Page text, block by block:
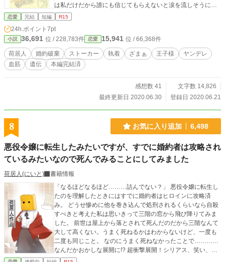
は私だけだから誰にも信じてもらえないと涙を流しそうにな
ったときだった。 ｢彼女はそんなことしていないが｣ 確信した
表情ひとつ動かさない不動の王子と有名な第二王子。 何故貴
方様が私を庇うのですか？ それは彼の言葉で理解することに
なる。 荷居人の婚約破棄シリーズ第六弾！第五弾までは本編
完結済み！第四弾番外編は生涯連載中ですが1話完結型です！
他とは違う個性的なのを求めて頑張っております！ 表紙はざ
恋愛 完結 短編 R15
24h.ポイント 7pt
小説 36,691 位 / 228,783件 恋愛 15,941 位 / 66,368件
荷居人 婚約破棄 ストーカー 執着 ざまぁ 王子様
ヤンデレ
血筋
遺伝 本編完結済
感想数 41
文字数 14,826
最終更新日 2020.06.30
登録日 2020.06.21
8 お気に入り追加 6,498
悪役令嬢に転生したみたいですが、すでに婚約者は攻略され
ているみたいなので死んでみることにしてみました
荷居人(にいと)
書籍情報
「なるほどなるほど………詰んでない？」 悪役令嬢に転生し
たのを理解したときにはすでに婚約者はヒロインに攻略済
み。 どうせ惨めに他を巻き込んで処刑されるくらいなら自殺
すべきと考えた私は思いきって三階の窓から飛び降りてみま
した。 前世は屋上から落とされて死んだのだから三階なんて
大して高くない。うまく死ねるかはわからないけど、一度も
二度も同じこと。 なのにうまく死ねなかったことで…………
なんだかおかしな展開に!? 超衝撃展開！シリアス、笑い、ホ